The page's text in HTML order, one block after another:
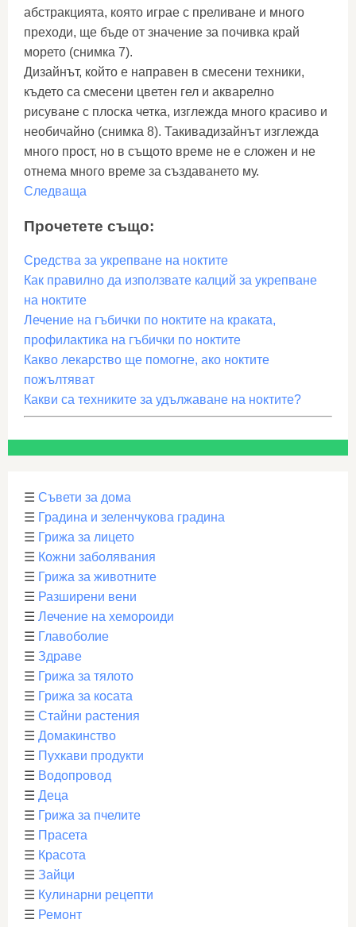
абстракцията, която играе с преливане и много
преходи, ще бъде от значение за почивка край
морето (снимка 7).
Дизайнът, който е направен в смесени техники,
където са смесени цветен гел и акварелно
рисуване с плоска четка, изглежда много красиво и
необичайно (снимка 8). Такивадизайнът изглежда
много прост, но в същото време не е сложен и не
отнема много време за създаването му.
Следваща
Прочетете също:
Средства за укрепване на ноктите
Как правилно да използвате калций за укрепване
на ноктите
Лечение на гъбички по ноктите на краката,
профилактика на гъбички по ноктите
Какво лекарство ще помогне, ако ноктите
пожълтяват
Какви са техниките за удължаване на ноктите?
☰ Съвети за дома
☰ Градина и зеленчукова градина
☰ Грижа за лицето
☰ Кожни заболявания
☰ Грижа за животните
☰ Разширени вени
☰ Лечение на хемороиди
☰ Главоболие
☰ Здраве
☰ Грижа за тялото
☰ Грижа за косата
☰ Стайни растения
☰ Домакинство
☰ Пухкави продукти
☰ Водопровод
☰ Деца
☰ Грижа за пчелите
☰ Прасета
☰ Красота
☰ Зайци
☰ Кулинарни рецепти
☰ Ремонт